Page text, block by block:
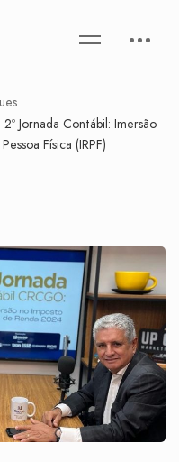
Jornada Contábil: Imersão
Física (IRPF)